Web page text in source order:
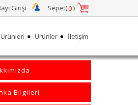
Girişi Sepet(0)
Ürünleri ● Ürünler ● İletişim
Bilgileri